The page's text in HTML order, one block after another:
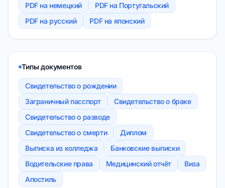
PDF на немецкий
PDF на Португальский
PDF на русский
PDF на японский
Типы документов
Свидетельство о рождении
Заграничный пасспорт
Свидетельство о браке
Свидетельство о разводе
Свидетельство о смерти
Диплом
Выписка из колледжа
Банковские выписки
Водительские права
Медицинский отчёт
Виза
Апостиль